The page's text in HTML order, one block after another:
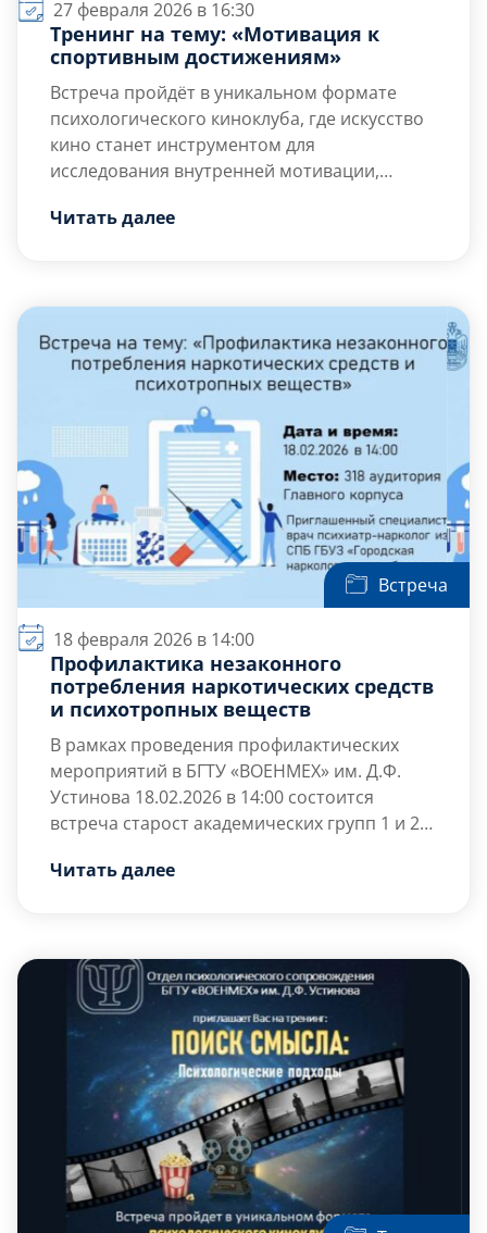
27 февраля 2026 в 16:30
Тренинг на тему: «Мотивация к
спортивным достижениям»
Встреча пройдёт в уникальном формате
психологического киноклуба, где искусство
кино станет инструментом для
исследования внутренней мотивации,
практических шагов к регулярным занятиям
мотивации для занятий спортом и ведения
Количество участников: от 8 до 10 человек.
Выявить и осознать […]
Читать далее
Встреча
18 февраля 2026 в 14:00
Профилактика незаконного
потребления наркотических средств
и психотропных веществ
В рамках проведения профилактических
мероприятий в БГТУ «ВОЕНМЕХ» им. Д.Ф.
Устинова 18.02.2026 в 14:00 состоится
встреча старост академических групп 1 и 2
СПБ ГБУЗ «Городская наркологическая
средств и психотропных веществ.
аудитория Главного корпуса.
Читать далее